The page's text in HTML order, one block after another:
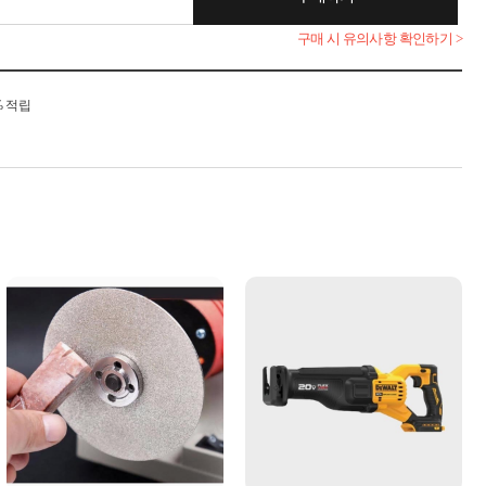
구매 시 유의사항 확인하기 >
적립